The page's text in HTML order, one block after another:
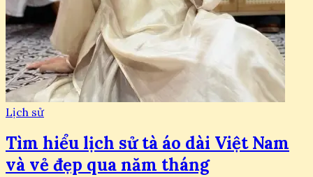
Lịch sử
Tìm hiểu lịch sử tà áo dài Việt Nam
và vẻ đẹp qua năm tháng